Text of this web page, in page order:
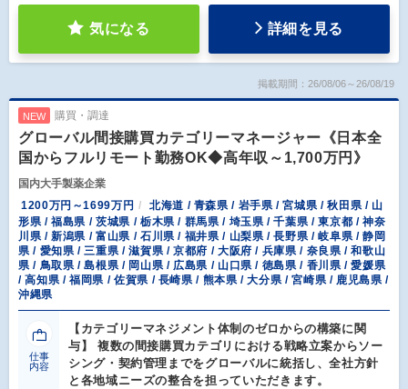
気になる 詳細を見る
掲載期間：26/08/06～26/08/19
NEW 購買・調達
グローバル間接購買カテゴリーマネージャー《日本全
国からフルリモート勤務OK◆高年収～1,700万円》
国内大手製薬企業
1200万円～1699万円
北海道 / 青森県 / 岩手県 / 宮城県 / 秋田県 / 山
形県 / 福島県 / 茨城県 / 栃木県 / 群馬県 / 埼玉県 / 千葉県 / 東京都 / 神奈
川県 / 新潟県 / 富山県 / 石川県 / 福井県 / 山梨県 / 長野県 / 岐阜県 / 静岡
県 / 愛知県 / 三重県 / 滋賀県 / 京都府 / 大阪府 / 兵庫県 / 奈良県 / 和歌山
県 / 鳥取県 / 島根県 / 岡山県 / 広島県 / 山口県 / 徳島県 / 香川県 / 愛媛県
/ 高知県 / 福岡県 / 佐賀県 / 長崎県 / 熊本県 / 大分県 / 宮崎県 / 鹿児島県 /
沖縄県
仕事
内容
【カテゴリーマネジメント体制のゼロからの構築に関
与】 複数の間接購買カテゴリにおける戦略立案からソー
シング・契約管理までをグローバルに統括し、全社方針
と各地域ニーズの整合を担っていただきます。